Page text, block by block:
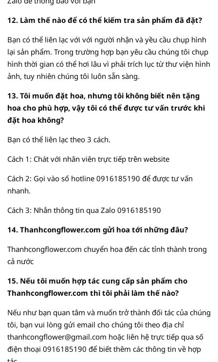
12. Làm thế nào để có thể kiếm tra sản phẩm đã đặt?
Bạn có thể liên lạc với với người nhận và yều cầu chụp hình
lại sản phẩm. Trong trường hợp bạn yêu cầu chúng tôi chụp
hình thời gian có thể hơi lâu vì phải trích lục từ thư viện hình
ảnh, tuy nhiên chúng tôi luôn sẵn sàng.
13. Tôi muốn đặt hoa, nhưng tôi không biết nên tặng
hoa cho phù hợp, vậy tôi có thể được tư vấn trước khi
đặt hoa không?
Bạn có thể liên lạc theo 3 cách.
Cách 1: Chát với nhân viên trực tiếp trên website
Cách 2: Gọi vào số hotline 0916185190 để được tư vấn
nhanh.
Cách 3: Nhắn thông tin qua Zalo 0916185190
14. Thanhcongflower.com gửi hoa tới những đâu?
Thanhcongflower.com chuyển hoa đến các tỉnh thành trong
cả nước
15. Nếu tôi muốn hợp tác cung cấp sản phẩm cho
Thanhcongflower.com thì tôi phải làm thế nào?
Nếu như bạn quan tâm và muốn trở thành đối tác của chúng
tôi, bạn vui lòng gửi email cho chúng tôi theo địa chỉ
thanhcongflower@gmail.com hoặc liên hệ trực tiếp qua số
điện thoại 0916185190 để biết thêm các thông tin về hợp